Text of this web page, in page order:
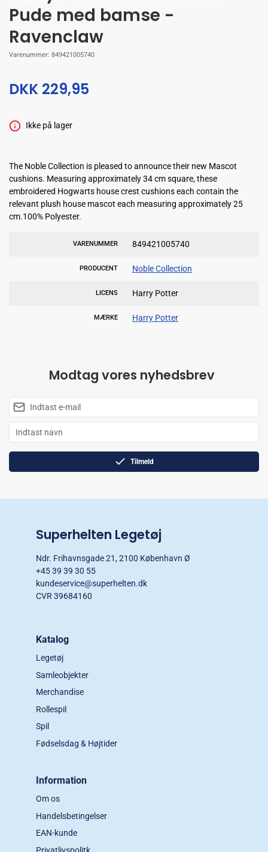
Pude med bamse -
Ravenclaw
Varenummer: 849421005740
DKK 229,95
Ikke på lager
The Noble Collection is pleased to announce their new Mascot
cushions. Measuring approximately 34 cm square, these
embroidered Hogwarts house crest cushions each contain the
relevant plush house mascot each measuring approximately 25
cm.100% Polyester.
VARENUMMER 849421005740
PRODUCENT Noble Collection
LICENS Harry Potter
MÆRKE Harry Potter
Modtag vores nyhedsbrev
Tilmeld
Superhelten Legetøj
Ndr. Frihavnsgade 21, 2100 København Ø
+45 39 39 30 55
kundeservice@superhelten.dk
CVR 39684160
Katalog
Legetøj
Samleobjekter
Merchandise
Rollespil
Spil
Fødselsdag & Højtider
Information
Om os
Handelsbetingelser
EAN-kunde
Privatlivspolitk